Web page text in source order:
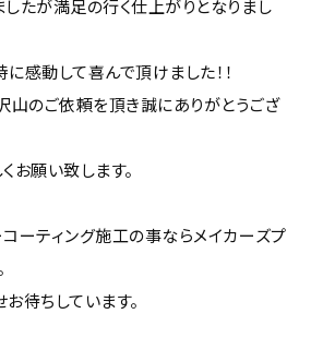
たが満足の行く仕上がりとなりまし
感動して喜んで頂けました！！
山のご依頼を頂き誠にありがとうござ
お願い致します。
ーティング施工の事ならメイカーズプ
待ちしています。